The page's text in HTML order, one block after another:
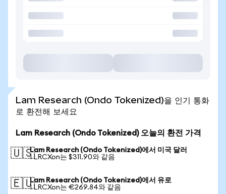
Lam Research (Ondo Tokenized)을 인기 통화
로 환전해 보세요
Lam Research (Ondo Tokenized) 오늘의 환전 가격
🇺🇸Lam Research (Ondo Tokenized)에서 미국 달러
1 LRCXon는 $311.90와 같음
🇪🇺Lam Research (Ondo Tokenized)에서 유로
1 LRCXon는 €269.84와 같음